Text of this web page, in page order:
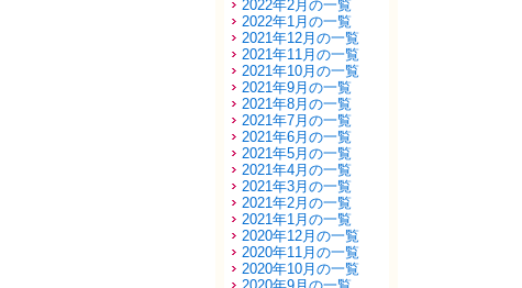
2022年2月の一覧
2022年1月の一覧
2021年12月の一覧
2021年11月の一覧
2021年10月の一覧
2021年9月の一覧
2021年8月の一覧
2021年7月の一覧
2021年6月の一覧
2021年5月の一覧
2021年4月の一覧
2021年3月の一覧
2021年2月の一覧
2021年1月の一覧
2020年12月の一覧
2020年11月の一覧
2020年10月の一覧